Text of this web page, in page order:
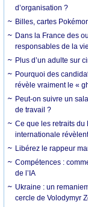
d’organisation ?
Billes, cartes
Dans la France des
responsables de la
Plus d’un adulte sur
Pourquoi des
révèle vraiment le «
Peut-on suivre un
de travail ?
Ce que les retraits du
internationale
Libérez le rappeur
Compétences :
de l’IA
Ukraine : un
cercle de Volodymyr